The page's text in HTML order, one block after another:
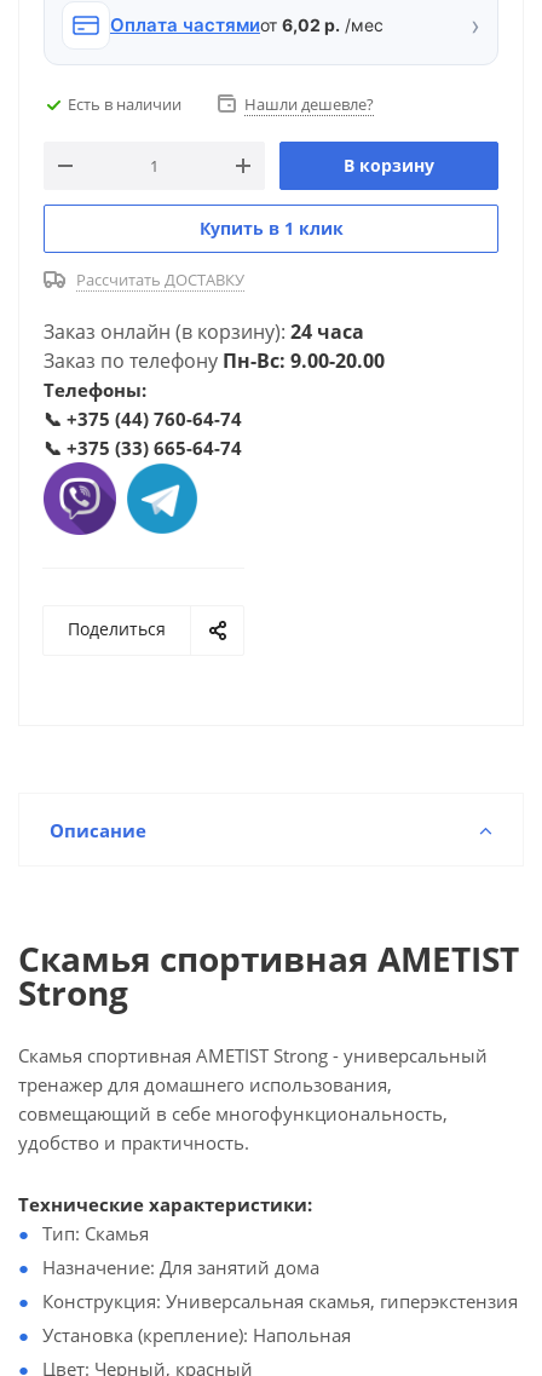
Оплата частямиот 6,02 р. /мес ›
Есть в наличии Нашли дешевле?
В корзину
Купить в 1 клик
Рассчитать ДОСТАВКУ
Заказ онлайн (в корзину): 24 часа
Заказ по телефону Пн-Вс: 9.00-20.00
Телефоны:
📞 +375 (44) 760-64-74
📞 +375 (33) 665-64-74
Поделиться
Описание
Скамья спортивная AMETIST
Strong
Скамья спортивная AMETIST Strong - универсальный
тренажер для домашнего использования,
совмещающий в себе многофункциональность,
удобство и практичность.
Технические характеристики:
Тип: Скамья
Назначение: Для занятий дома
Конструкция: Универсальная скамья, гиперэкстензия
Установка (крепление): Напольная
Цвет: Черный, красный